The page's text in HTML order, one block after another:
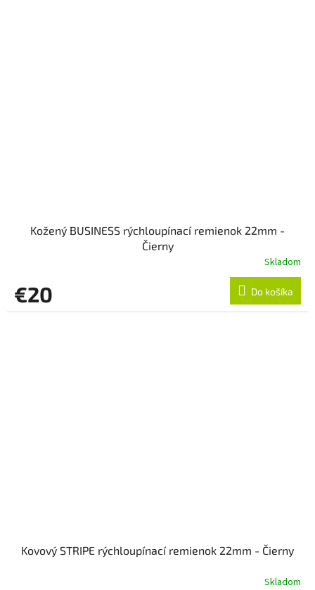
Kožený BUSINESS rýchloupínací remienok 22mm -
Čierny
Skladom
€20 Do košíka
Kovový STRIPE rýchloupínací remienok 22mm - Čierny
Skladom